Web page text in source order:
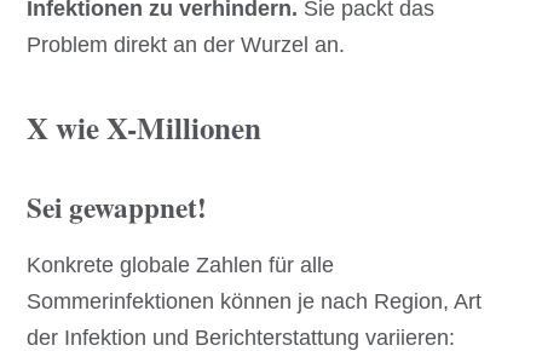
Infektionen zu verhindern. Sie packt das
Problem direkt an der Wurzel an.
X wie X-Millionen
Sei gewappnet!
Konkrete globale Zahlen für alle
Sommerinfektionen können je nach Region, Art
der Infektion und Berichterstattung variieren: